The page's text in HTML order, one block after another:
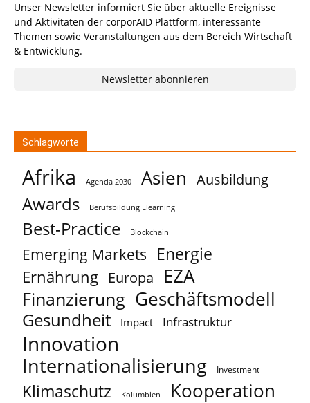
Unser Newsletter informiert Sie über aktuelle Ereignisse
und Aktivitäten der corporAID Plattform, interessante
Themen sowie Veranstaltungen aus dem Bereich Wirtschaft
& Entwicklung.
Newsletter abonnieren
Schlagworte
Afrika Agenda 2030 Asien Ausbildung
Awards Berufsbildung Elearning
Best-Practice Blockchain
Emerging Markets Energie
Ernährung Europa EZA
Finanzierung Geschäftsmodell
Gesundheit Impact Infrastruktur
Innovation
Internationalisierung Investment
Klimaschutz Kolumbien Kooperation